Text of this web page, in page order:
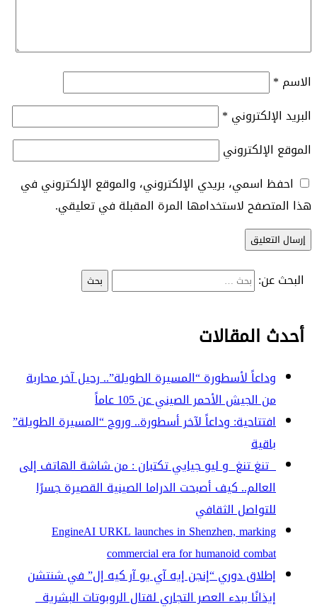
الاسم *
البريد الإلكتروني *
الموقع الإلكتروني
احفظ اسمي، بريدي الإلكتروني، والموقع الإلكتروني في
هذا المتصفح لاستخدامها المرة المقبلة في تعليقي.
البحث عن:
أحدث المقالات
وداعاً لأسطورة “المسيرة الطويلة”.. رحيل آخر محاربة
من الجيش الأحمر الصيني عن 105 عاماً
افتتاحية: وداعاً لآخر أسطورة.. وروح “المسيرة الطويلة”
باقية
تنغ تنغ و ليو جيايي تكتبان : من شاشة الهاتف إلى
العالم.. كيف أصبحت الدراما الصينية القصيرة جسرًا
للتواصل الثقافي
EngineAI URKL launches in Shenzhen, marking
commercial era for humanoid combat
إطلاق دوري “إنجن إيه آي يو آر كيه إل” في شنتشن
إيذانًا ببدء العصر التجاري لقتال الروبوتات البشرية